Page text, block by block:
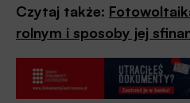
Czytaj także:
rolnym i sposoby jej